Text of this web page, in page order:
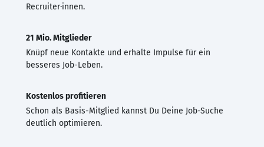
Recruiter·innen.
21 Mio. Mitglieder
Knüpf neue Kontakte und erhalte Impulse für ein
besseres Job-Leben.
Kostenlos profitieren
Schon als Basis-Mitglied kannst Du Deine Job-Suche
deutlich optimieren.